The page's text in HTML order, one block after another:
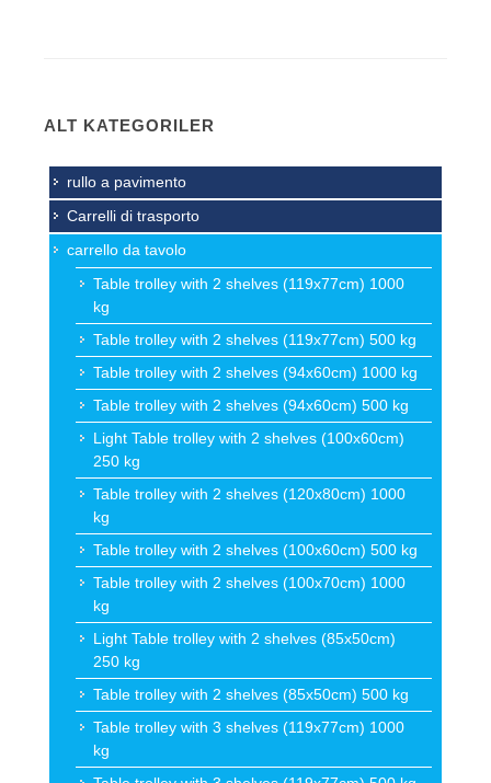
ALT KATEGORILER
rullo a pavimento
Carrelli di trasporto
carrello da tavolo
Table trolley with 2 shelves (119x77cm) 1000
kg
Table trolley with 2 shelves (119x77cm) 500 kg
Table trolley with 2 shelves (94x60cm) 1000 kg
Table trolley with 2 shelves (94x60cm) 500 kg
Light Table trolley with 2 shelves (100x60cm)
250 kg
Table trolley with 2 shelves (120x80cm) 1000
kg
Table trolley with 2 shelves (100x60cm) 500 kg
Table trolley with 2 shelves (100x70cm) 1000
kg
Light Table trolley with 2 shelves (85x50cm)
250 kg
Table trolley with 2 shelves (85x50cm) 500 kg
Table trolley with 3 shelves (119x77cm) 1000
kg